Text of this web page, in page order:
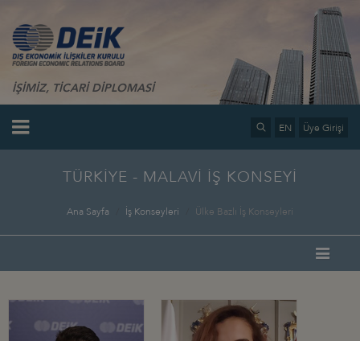
İŞİMİZ, TİCARİ DİPLOMASİ
EN Üye Girişi
TÜRKİYE - MALAVİ İŞ KONSEYİ
Ana Sayfa İş Konseyleri Ülke Bazlı İş Konseyleri